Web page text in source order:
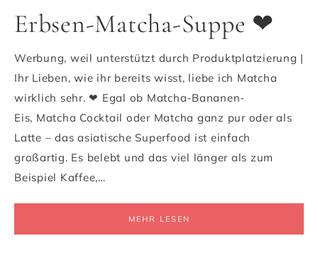
Erbsen-Matcha-Suppe ❤
Werbung, weil unterstützt durch Produktplatzierung |
Ihr Lieben, wie ihr bereits wisst, liebe ich Matcha
wirklich sehr. ❤ Egal ob Matcha-Bananen-
Eis, Matcha Cocktail oder Matcha ganz pur oder als
Latte – das asiatische Superfood ist einfach
großartig. Es belebt und das viel länger als zum
Beispiel Kaffee,…
MEHR LESEN